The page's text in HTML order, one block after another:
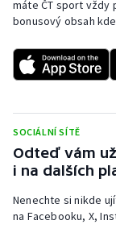
Plážový volejbal
Ragby
Rychlostní
Sportovní
máte ČT sport vždy
bonusový obsah
SOCIÁLNÍ SÍTĚ
Odteď vám
i na dalších
Nenechte si nikde
na Facebooku, X,